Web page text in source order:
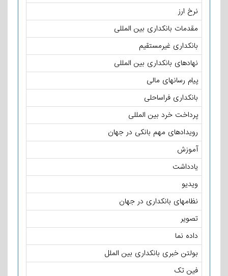
نرخ ارز
مقدمات بانکداری بین المللی
بانکداری غیرمستقیم
نهادهای بانکداری بین المللی
پیام رسانهای مالی
بانکداری فراساحلی
پرداخت خرد بین المللی
رویدادهای مهم بانکی در جهان
آموزش
یادداشت
ویدیو
نظامهای بانکداری در جهان
تصویر
داده نما
بولتن خبری بانکداری بین الملل
فین تک